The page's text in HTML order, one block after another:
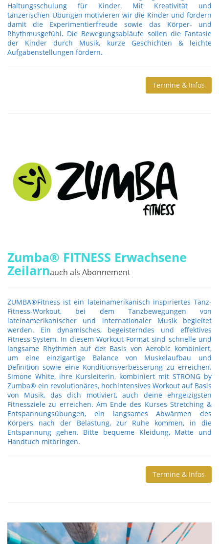
Haltungsschulung für Kinder. Mit Kreativität und
tänzerischen Übungen motivieren wir die Kinder und fördern
damit die Experimentierfreude sowie das Körper- und
Rhythmusgefühl. Die Bewegungsabläufe sollen die Fantasie
der Kinder durch Musik, kurze Geschichten & leichte
Aufgabenstellungen fördern.
Termine & Infos
Zumba® FITNESS Erwachsene
Zeilarnauch als Abonnement
ZUMBA®Fitness ist ein lateinamerikanisch inspiriertes Tanz-
Fitness-Workout, bei dem Tanzbewegungen von
lateinamerikanischer und internationaler Musik begleitet
werden. Ein dynamisches, begeisterndes und effektives
Fitness-System. In diesem Workout-Format sind schnelle und
langsame Rhythmen auf der Basis von Aerobic kombiniert,
um eine einzigartige Balance von Muskelaufbau und
Definition sowie eine Konditionsverbesserung zu erreichen.
Simone White, ihre Kursleiterin, kombiniert mit STRONG by
Zumba® ein revolutionäres, hochintensives Workout auf Basis
von Musik, das dich motiviert, auch deine ehrgeizigsten
Fitnessziele zu erreichen. Am Ende des Kurses Stretching &
Entspannungsübungen, ein langsames Abwärmen des
Körpers nach der Belastung, zur Ruhe kommen, in die
Entspannung gehen. Bitte bequeme Kleidung, Matte und
Handtuch mitbringen.
Termine & Infos